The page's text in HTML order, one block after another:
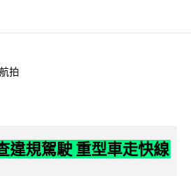
航拍
違規駕駛 重型車走快線